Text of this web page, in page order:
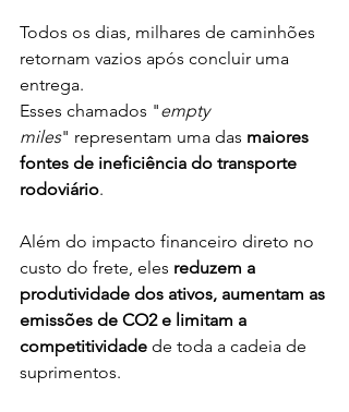
Todos os dias, milhares de caminhões
retornam vazios após concluir uma
entrega.
Esses chamados "empty
miles" representam uma das maiores
fontes de ineficiência do transporte
rodoviário.
Além do impacto financeiro direto no
custo do frete, eles reduzem a
produtividade dos ativos, aumentam as
emissões de CO2 e limitam a
competitividade de toda a cadeia de
suprimentos.